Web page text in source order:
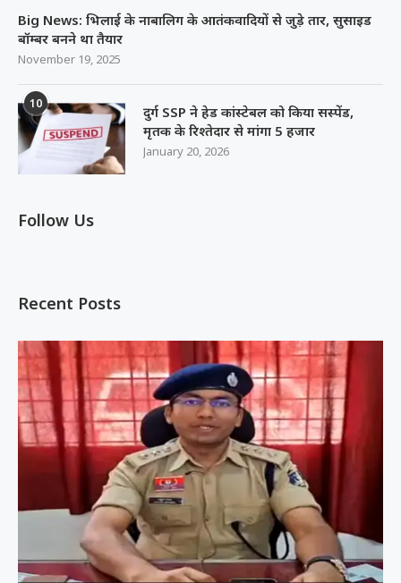
Big News: भिलाई के नाबालिग के आतंकवादियों से जुड़े तार, सुसाइड
बॉम्बर बनने था तैयार
November 19, 2025
10
दुर्ग SSP ने हेड कांस्टेबल को किया सस्पेंड,
मृतक के रिश्तेदार से मांगा 5 हजार
January 20, 2026
Follow Us
Recent Posts